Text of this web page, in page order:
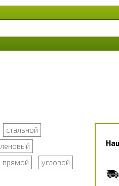
стальной
прямой
угловой